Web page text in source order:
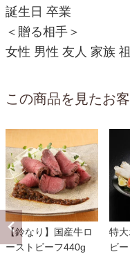
誕生日 卒業
＜贈る相手＞
女性 男性 友人 家族
この商品を見たお
【鈴なり】国産牛ロ
ーストビーフ440g
特
ビ